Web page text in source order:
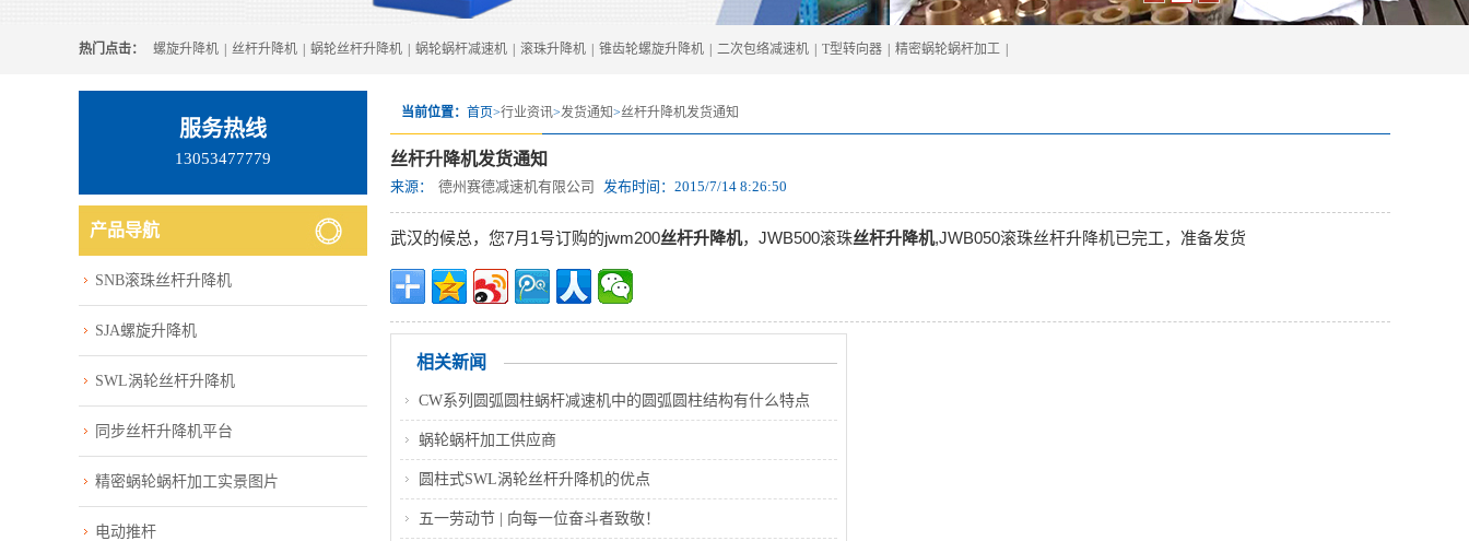
热门点击： 螺旋升降机 丝杆升降机 蜗轮丝杆升降机 蜗轮蜗杆减速机 滚珠升降机 锥齿轮螺旋升降机 二次包络减速机 T型转向器 精密蜗轮蜗杆加工
当前位置： 首页>行业资讯>发货通知>丝杆升降机发货通知
丝杆升降机发货通知
来源： 德州赛德减速机有限公司 发布时间： 2015/7/14 8:26:50
武汉的候总，您7月1号订购的jwm200丝杆升降机，JWB500滚珠丝杆升降机,JWB050滚珠丝杆升降机已完工，准备发货
相关新闻
CW系列圆弧圆柱蜗杆减速机中的圆弧圆柱结构有什么特点
蜗轮蜗杆加工供应商
圆柱式SWL涡轮丝杆升降机的优点
五一劳动节 | 向每一位奋斗者致敬！
服务热线
13053477779
产品导航
SNB滚珠丝杆升降机
SJA螺旋升降机
SWL涡轮丝杆升降机
同步丝杆升降机平台
精密蜗轮蜗杆加工实景图片
电动推杆